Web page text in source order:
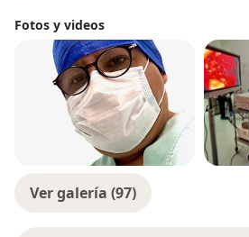
Fotos y videos
Ver galería (97)